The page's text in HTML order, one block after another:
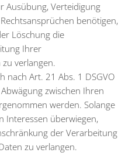
Ausübung, Verteidigung
benötigen,
Löschung die
Ihrer
verlangen.
nach Art. 21 Abs. 1 DSGVO
zwischen Ihren
werden. Solange
Interessen überwiegen,
der Verarbeitung
zu verlangen.